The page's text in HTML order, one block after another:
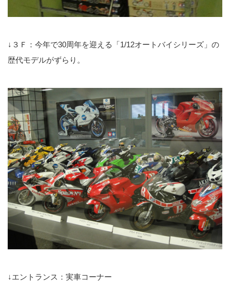
↓３Ｆ：今年で30周年を迎える「1/12オートバイシリーズ」の
歴代モデルがずらり。
↓エントランス：実車コーナー